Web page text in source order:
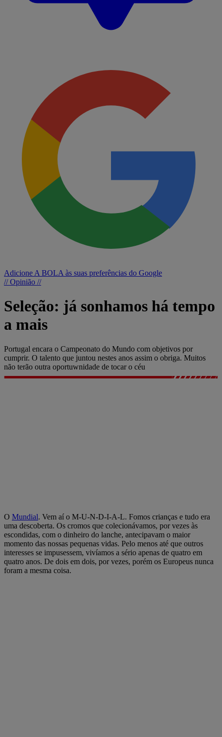
Adicione A BOLA às suas preferências do Google
// Opinião //
Seleção: já sonhamos há tempo
a mais
Portugal encara o Campeonato do Mundo com objetivos por
cumprir. O talento que juntou nestes anos assim o obriga. Muitos
não terão outra oportuwnidade de tocar o céu
O Mundial. Vem aí o M-U-N-D-I-A-L. Fomos crianças e tudo era
uma descoberta. Os cromos que colecionávamos, por vezes às
escondidas, com o dinheiro do lanche, antecipavam o maior
momento das nossas pequenas vidas. Pelo menos até que outros
interesses se impusessem, vivíamos a sério apenas de quatro em
quatro anos. De dois em dois, por vezes, porém os Europeus nunca
foram a mesma coisa.